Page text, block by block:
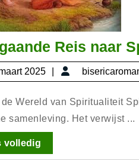
Reis naar
2025
15
maart
2025
de Wereld van Spiritualiteit
samenleving. Het verwijst ...
volledigLees
volledig